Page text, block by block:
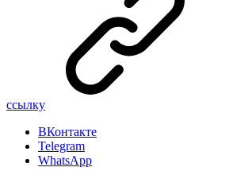
ссылку
ВКонтакте
Telegram
WhatsApp